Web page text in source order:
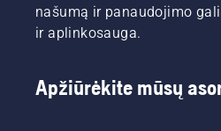
našumą ir panaudojimo
ir aplinkosauga.
Apžiūrėkite mūsų